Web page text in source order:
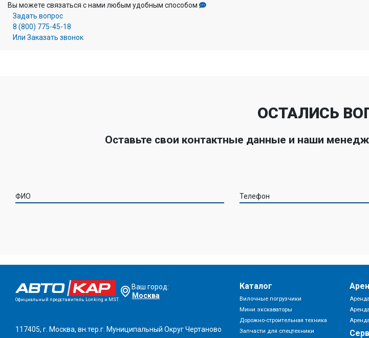
Вы можете связаться с нами любым удобным способом
Задать вопрос
8 (800) 775-45-18
Или Заказать звонок
ОСТАЛИСЬ
Оставьте свои контактные данные и наши
ФИО Телефон
Официальный представитель Lonking и MST.
Ваш город:
Москва
117405, г. Москва, вн.тер.г. Муниципальный Округ Чертаново
Каталог
Вилочные погрузчики
Мини экскаваторы
Дорожно-строительная техника
Запчасти для спецтехники